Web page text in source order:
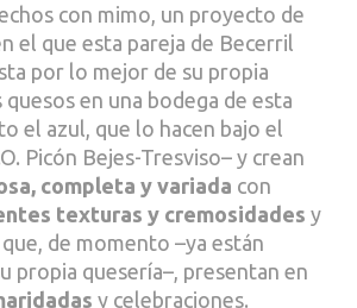
con mimo, un proyecto de
el que esta pareja de Becerril
por lo mejor de su propia
en una bodega de esta
el azul, que lo hacen bajo el
Picón Bejes-Tresviso– y crean
completa y variada con
texturas y cremosidades y
que, de momento –ya están
propia quesería–, presentan en
y celebraciones.